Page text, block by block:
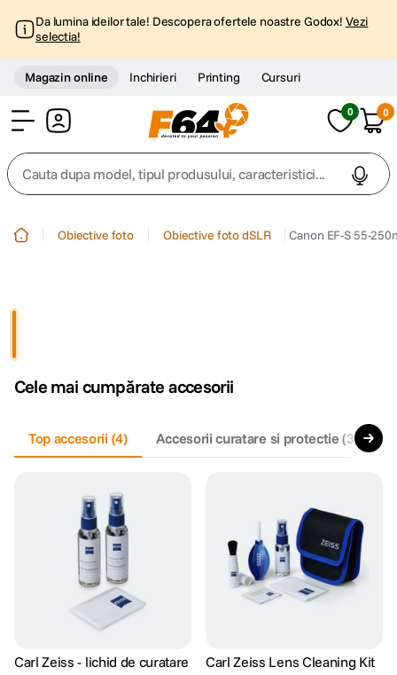
Da lumina ideilor tale! Descopera ofertele noastre Godox! Vezi
selectia!
Magazin online Inchirieri Printing Cursuri
0 0
Cauta dupa model, tipul produsului, caracteristici...
4 peak design
5. canon sx740 hs
sony fx
card memorie
dji mic mini
Obiective foto Obiective foto dSLR Canon EF-S 55-
Cele mai cumpărate accesorii
Top accesorii (4) Accesorii curatare si protectie (3)
Carl Zeiss - lichid de curatare Carl Zeiss Lens Cleaning Kit